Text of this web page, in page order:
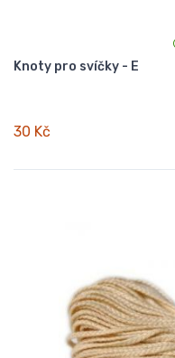
Knoty pro svíčky - E
30 Kč